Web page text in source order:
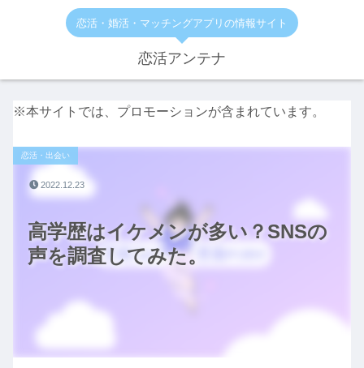
恋活・婚活・マッチングアプリの情報サイト
恋活アンテナ
※本サイトでは、プロモーションが含まれています。
高学歴はイケメンが多い？SNSの
声を調査してみた。
恋活・出会い
2022.12.23